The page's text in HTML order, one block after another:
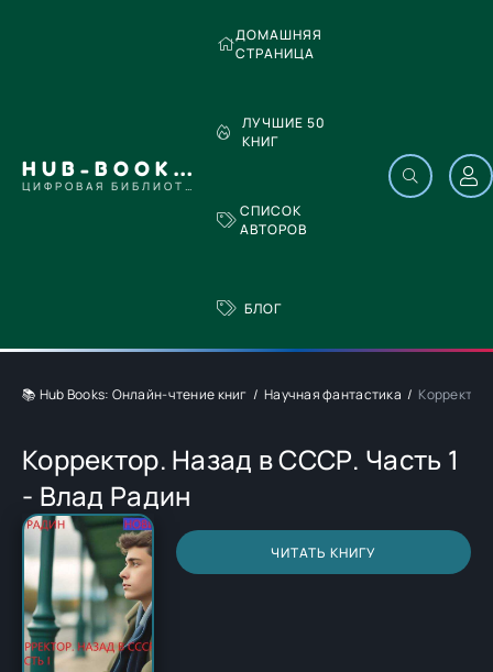
HUB-BOOKS.COM
ЦИФРОВАЯ БИБЛИОТЕКА
ДОМАШНЯЯ
СТРАНИЦА
ЛУЧШИЕ 50
КНИГ
СПИСОК
АВТОРОВ
БЛОГ
📚 Hub Books: Онлайн-чтение книг Научная фантастика
Корректор. Назад в СССР. Часть 1
- Влад Радин
ЧИТАТЬ КНИГУ